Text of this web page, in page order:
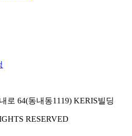
로 64(동내동1119) KERIS빌딩
RESERVED